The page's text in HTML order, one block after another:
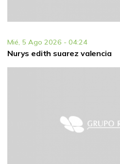
Mié, 5 Ago 2026 - 04:24
Nurys edith suarez valencia